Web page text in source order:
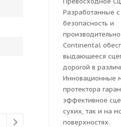
Разработанные
безопасность и
Continental
выдающееся
дорогой в
Инновационные
протектора
эффективное
сухих, так и на
поверхностях.